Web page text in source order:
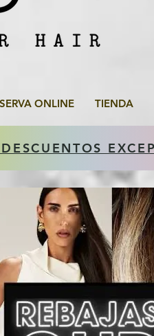
ONLINE TIENDA